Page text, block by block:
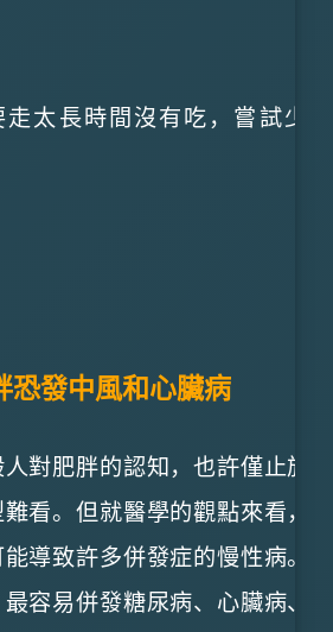
走太長時間沒有吃，嘗試少
恐發中風和心臟病
對肥胖的認知，也許僅止於
難看。但就醫學的觀點來看，
能導致許多併發症的慢性病。
最容易併發糖尿病、心臟病、